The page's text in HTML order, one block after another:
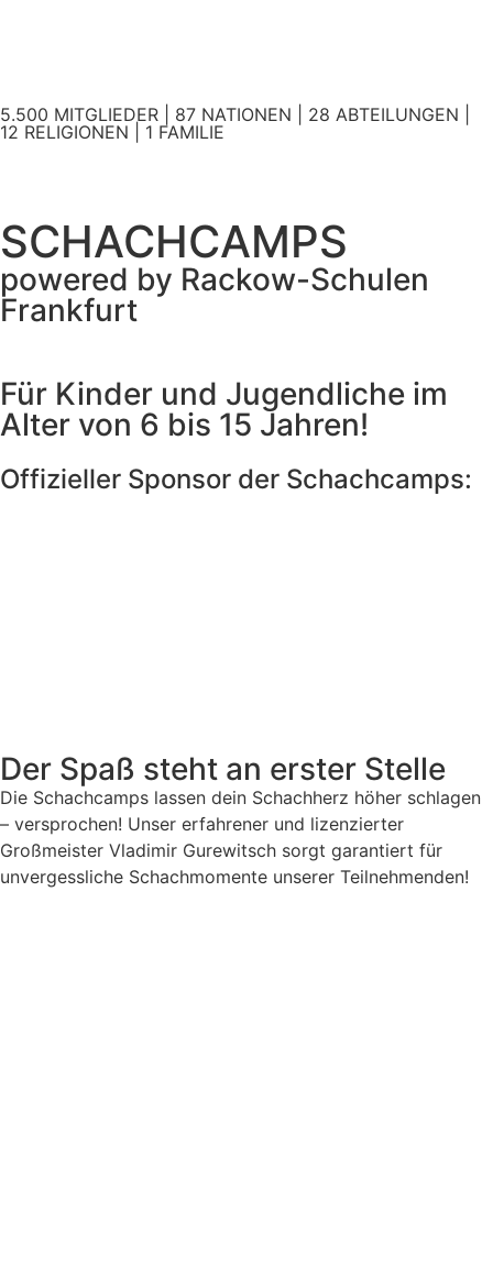
5.500 MITGLIEDER | 87 NATIONEN | 28 ABTEILUNGEN |
12 RELIGIONEN | 1 FAMILIE
SCHACHCAMPS
powered by Rackow-Schulen
Frankfurt
Für Kinder und Jugendliche im
Alter von 6 bis 15 Jahren!
Offizieller Sponsor der Schachcamps:
Der Spaß steht an erster Stelle
Die Schachcamps lassen dein Schachherz höher schlagen
– versprochen! Unser erfahrener und lizenzierter
Großmeister Vladimir Gurewitsch sorgt garantiert für
unvergessliche Schachmomente unserer Teilnehmenden!